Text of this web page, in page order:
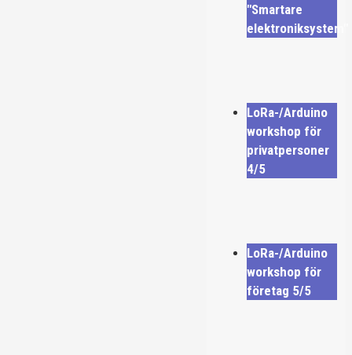
"Smartare
elektroniksystem"
LoRa-/Arduino
workshop för
privatpersoner
4/5
LoRa-/Arduino
workshop för
företag 5/5